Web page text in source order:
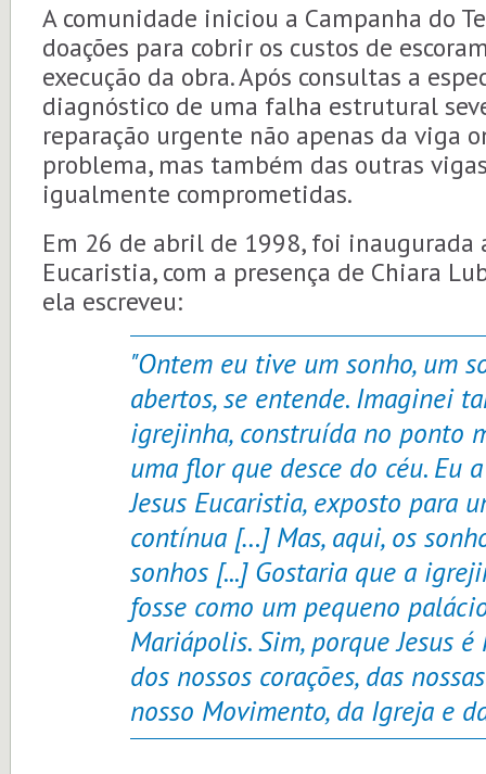
A comunidade iniciou a Campanha do
doações para cobrir os custos de
execução da obra. Após consultas a
diagnóstico de uma falha estrutural
reparação urgente não apenas da viga
problema, mas também das outras
igualmente comprometidas.
Em 26 de abril de 1998, foi inaugurada
Eucaristia, com a presença de Chiara
ela escreveu:
"Ontem eu tive um sonho, um
abertos, se entende. Imaginei
igrejinha, construída no ponto
uma flor que desce do céu. Eu
Jesus Eucaristia, exposto para
contínua […] Mas, aqui, os
sonhos [...] Gostaria que a
fosse como um pequeno
Mariápolis. Sim, porque Jesus
dos nossos corações, das
nosso Movimento, da Igreja e